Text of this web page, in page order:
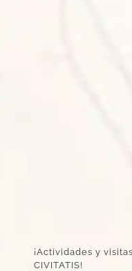
¡Actividades y
CIVITATIS!